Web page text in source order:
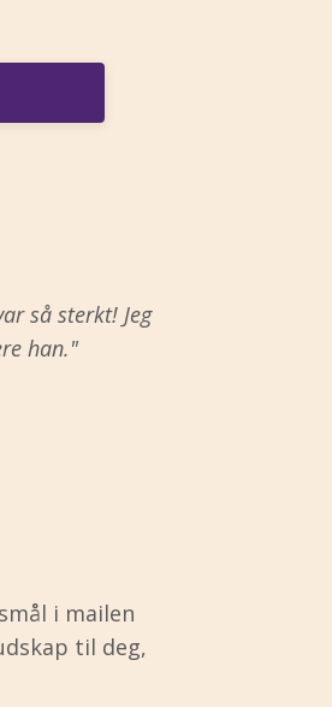
så sterkt! Jeg
han."
i mailen
til deg,